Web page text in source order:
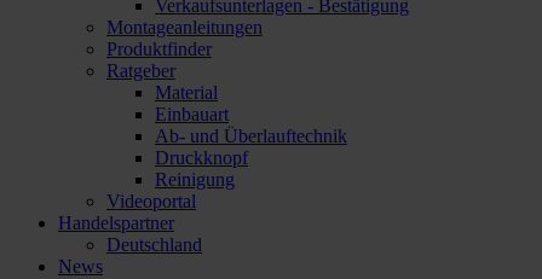
Verkaufsunterlagen - Bestätigung
Montageanleitungen
Produktfinder
Ratgeber
Material
Einbauart
Ab- und Überlauftechnik
Druckknopf
Reinigung
Videoportal
Handelspartner
Deutschland
News